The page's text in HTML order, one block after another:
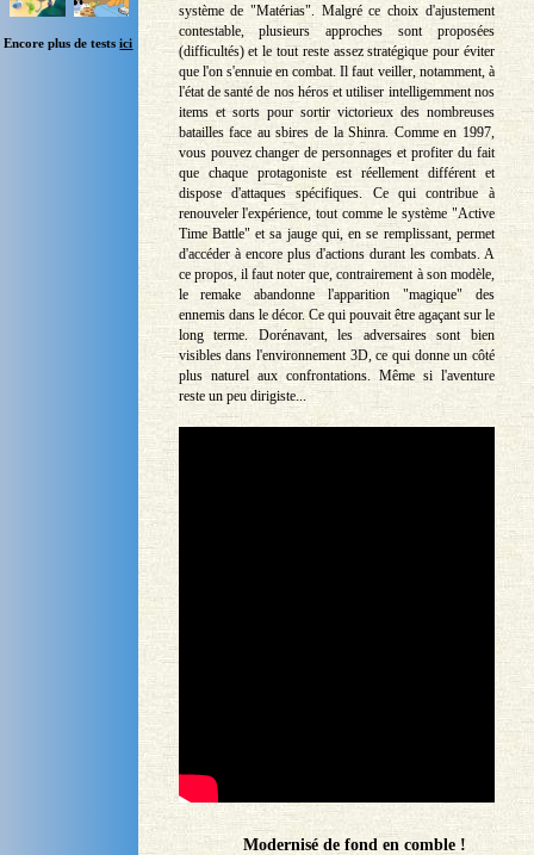
Encore plus de testsici
système de "Matérias". Malgré ce choix d'ajustement
contestable, plusieurs approches sont proposées
(difficultés) et le tout reste assez stratégique pour éviter
que l'on s'ennuie en combat. Il faut veiller, notamment, à
l'état de santé de nos héros et utiliser intelligemment nos
items et sorts pour sortir victorieux des nombreuses
batailles face au sbires de la Shinra. Comme en 1997,
vous pouvez changer de personnages et profiter du fait
que chaque protagoniste est réellement différent et
dispose d'attaques spécifiques. Ce qui contribue à
renouveler l'expérience, tout comme le système "Active
Time Battle" et sa jauge qui, en se remplissant, permet
d'accéder à encore plus d'actions durant les combats. A
ce propos, il faut noter que, contrairement à son modèle,
le remake abandonne l'apparition "magique" des
ennemis dans le décor. Ce qui pouvait être agaçant sur le
long terme. Dorénavant, les adversaires sont bien
visibles dans l'environnement 3D, ce qui donne un côté
plus naturel aux confrontations. Même si l'aventure
reste un peu dirigiste...
Modernisé de fond en comble !